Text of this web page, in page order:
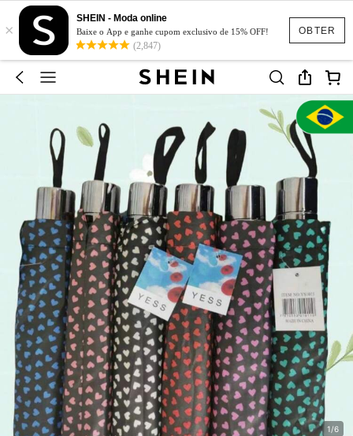
OBTER
×
SHEIN - Moda online
Baixe o App e ganhe cupom exclusivo de 15% OFF!
(2,847)
1/6